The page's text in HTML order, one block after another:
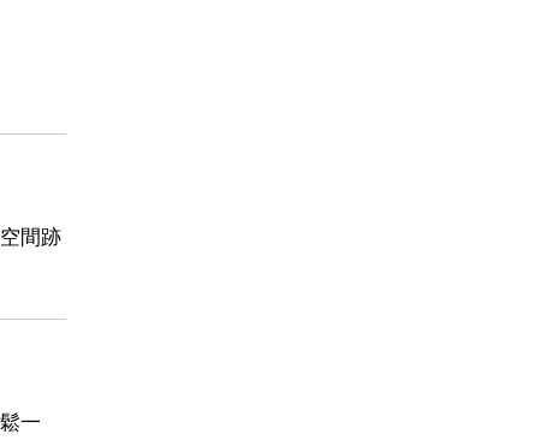
間跡
一